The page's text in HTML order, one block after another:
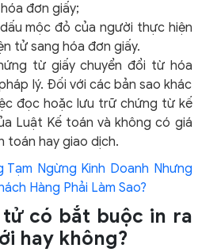
đơn giấy;
mộc đỏ của người thực hiện
tử sang hóa đơn giấy.
từ giấy chuyển đổi từ hóa
lý. Đối với các bản sao khác
đọc hoặc lưu trữ chứng từ kế
Luật Kế toán và không có giá
toán hay giao dịch.
Tạm Ngừng Kinh Doanh Nhưng
Hàng Phải Làm Sao?
tử có bắt buộc in ra
hay không?